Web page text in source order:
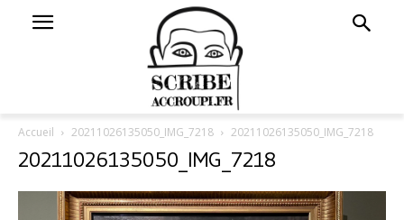
Accueil 20211026135050_IMG_7218 20211026135050_IMG_7218
20211026135050_IMG_7218